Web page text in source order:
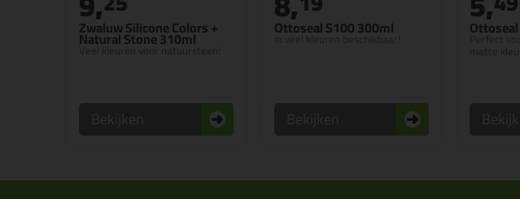
Zwaluw Silicone Colors +
Natural Stone 310ml
Veel kleuren voor natuursteen!
Ottoseal S100 300ml
In veel kleuren beschikbaar! Perfect